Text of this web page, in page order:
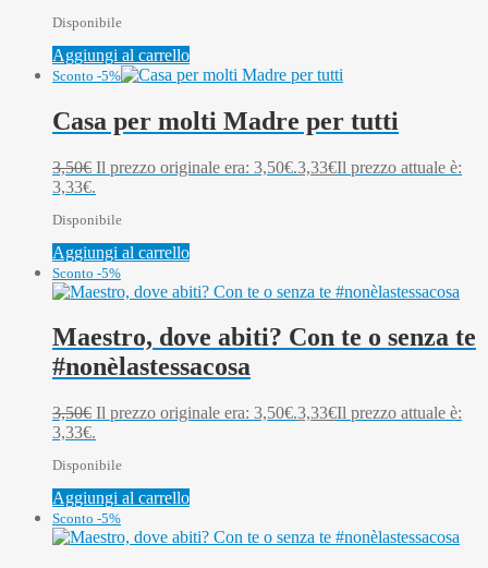
Disponibile
Aggiungi al carrello
Sconto -5%
Casa per molti Madre per tutti
3,50€ Il prezzo originale era: 3,50€.3,33€Il prezzo attuale è:
3,33€.
Disponibile
Aggiungi al carrello
Sconto -5%
Maestro, dove abiti? Con te o senza te
#nonèlastessacosa
3,50€ Il prezzo originale era: 3,50€.3,33€Il prezzo attuale è:
3,33€.
Disponibile
Aggiungi al carrello
Sconto -5%